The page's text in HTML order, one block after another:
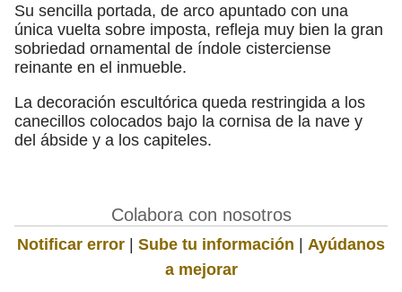
Su sencilla portada, de arco apuntado con una
única vuelta sobre imposta, refleja muy bien la gran
sobriedad ornamental de índole cisterciense
reinante en el inmueble.
La decoración escultórica queda restringida a los
canecillos colocados bajo la cornisa de la nave y
del ábside y a los capiteles.
Colabora con nosotros
Notificar error | Sube tu información | Ayúdanos
a mejorar